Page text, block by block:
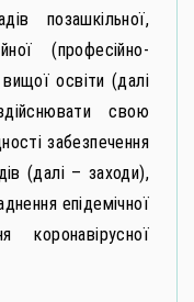
позашкільної,
(професійно-
освіти (далі
свою
забезпечення
(далі – заходи),
епідемічної
коронавірусної